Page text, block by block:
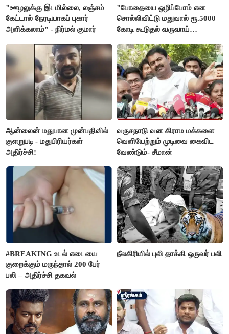
"ஊழலுக்கு இடமில்லை, லஞ்சம்
கேட்டால் நேரடியாகப் புகார்
அளிக்கலாம்" - நிர்மல் குமார்
"போதையை ஒழிப்போம் என
சொல்லிவிட்டு மதுவால் ரூ.5000
கோடி கூடுதல் வருவாய்
மார்க்கண்டேயன்
ஆன்லைன் மதுபான முன்பதிவில்
குளறுபடி - மதுபிரியர்கள்
அதிர்ச்சி!
வருசநாடு வன கிராம மக்களை
வெளியேற்றும் முடிவை கைவிட
வேண்டும்- சீமான்
#BREAKING உடல் எடையை
குறைக்கும் மருந்தால் 200 பேர்
பலி – அதிர்ச்சி தகவல்
நீலகிரியில் புலி தாக்கி ஒருவர் பலி